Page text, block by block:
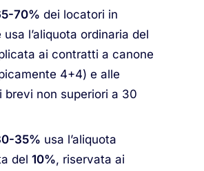
70% dei locatori in
l’aliquota ordinaria del
ai contratti a canone
4+4) e alle
brevi non superiori a 30
35% usa l’aliquota
del 10%, riservata ai